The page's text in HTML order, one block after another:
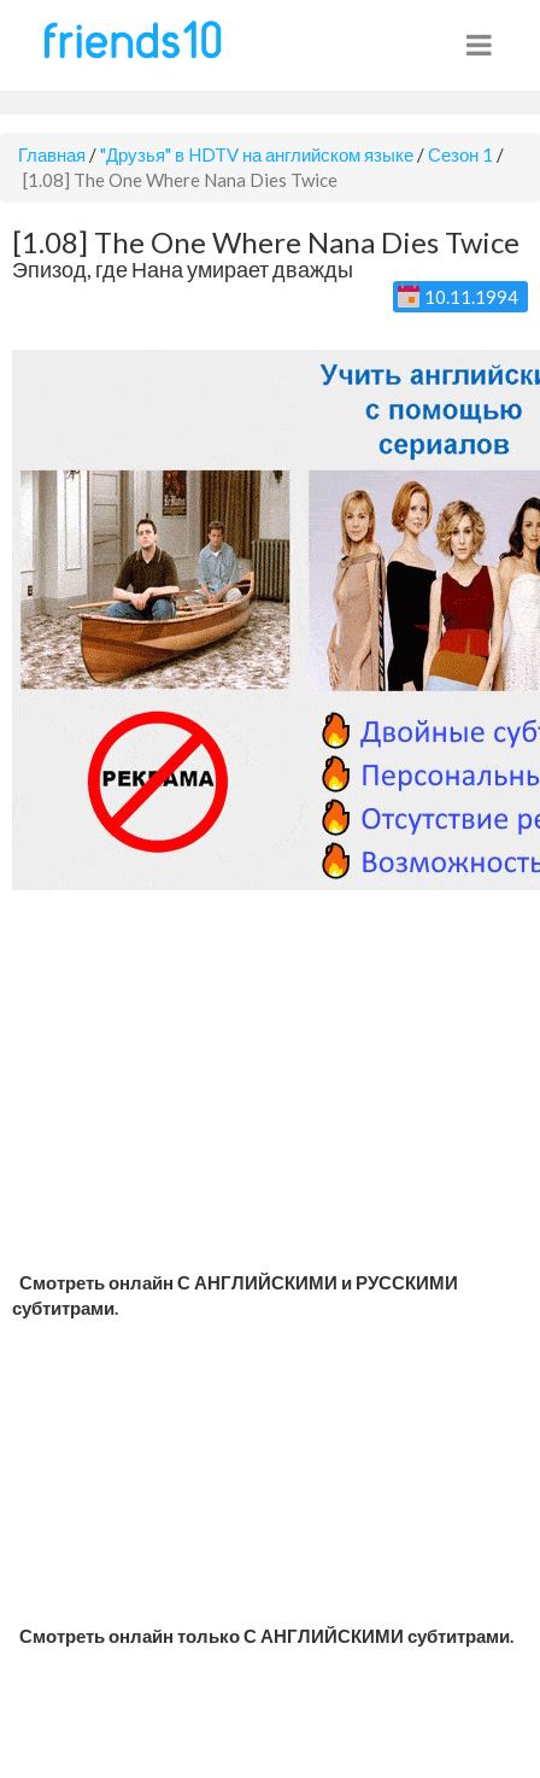
Главная /"Друзья" в HDTV на английском языке /Сезон 1 /
[1.08] The One Where Nana Dies Twice
[1.08] The One Where Nana Dies Twice
Эпизод, где Нана умирает дважды
10.11.1994
Смотреть онлайн С АНГЛИЙСКИМИ и РУССКИМИ
субтитрами.
Смотреть онлайн только С АНГЛИЙСКИМИ субтитрами.